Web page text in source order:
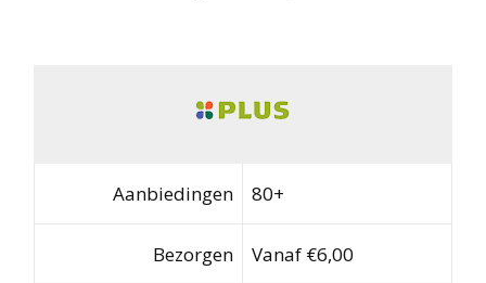
Aanbiedingen 80+
Bezorgen Vanaf €6,00